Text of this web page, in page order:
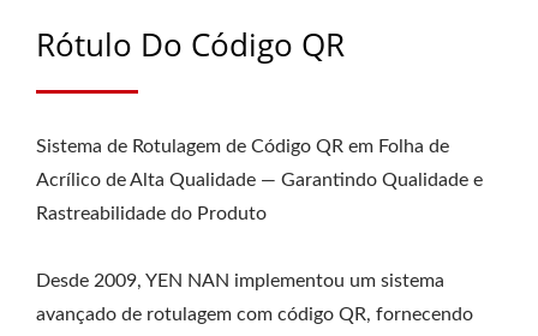
CHAPAS DE ACRÍLICO
PREMIUM
Rótulo Do Código QR
Sistema de Rotulagem de Código QR em Folha de
Acrílico de Alta Qualidade — Garantindo Qualidade e
Rastreabilidade do Produto
Desde 2009, YEN NAN implementou um sistema
avançado de rotulagem com código QR, fornecendo